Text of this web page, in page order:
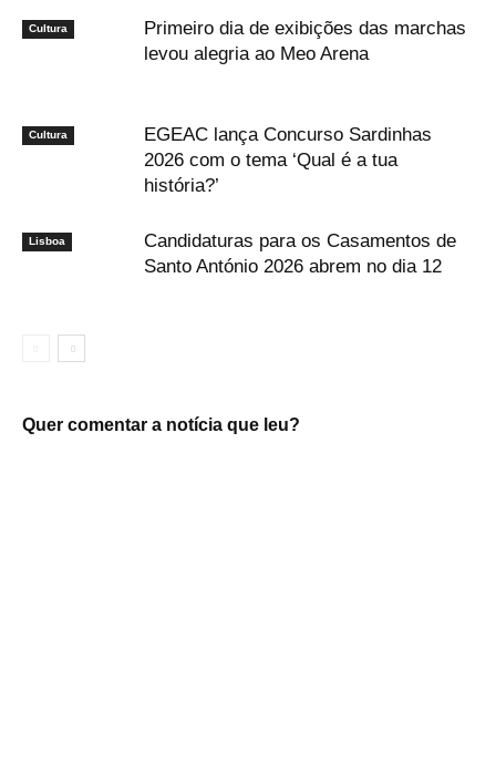
Cultura
Primeiro dia de exibições das marchas
levou alegria ao Meo Arena
Cultura
EGEAC lança Concurso Sardinhas
2026 com o tema ‘Qual é a tua
história?’
Lisboa
Candidaturas para os Casamentos de
Santo António 2026 abrem no dia 12
Quer comentar a notícia que leu?